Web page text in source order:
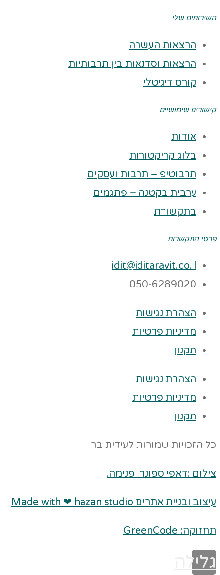
השירותים שלי
הרצאות העשרה
הרצאות וסדנאות בין תרבותיות
קורס דיגיטלי
קישורים שימושיים
אודות
בלוג קריקטורות
תרבוטיפ – תרבות ועסקים
ערבית בקטנה – פתגמים
בתקשורת
פרטי התקשרות
idit@iditaravit.co.il
050-6289020
הצהרת נגישות
מדיניות פרטיות
תקנון
הצהרת נגישות
מדיניות פרטיות
תקנון
כל הזכויות שמורות לעידית בר
צילום :דאפי ספונר. פנימה.
עיצוב ובניית אתרים Made with ❤ hazan studio
תחזוקה: GreenCode
גלילה